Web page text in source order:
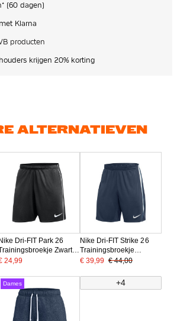
(60 dagen)
Klarna
producten
krijgen 20% korting
ALTERNATIEVEN
Dri-FIT Park 26
Zwart
24,99
Nike Dri-FIT Strike 26
Trainingsbroekje
Donkerblauw Wit
€ 39,99 € 44,00
Dames +4